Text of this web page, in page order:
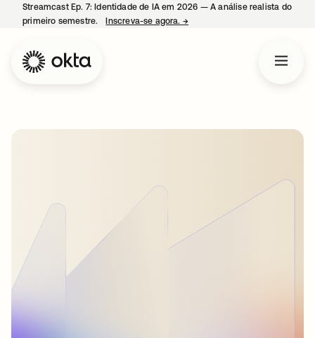
Streamcast Ep. 7: Identidade de IA em 2026 — A análise realista do
primeiro semestre.
Inscreva-se agora. →